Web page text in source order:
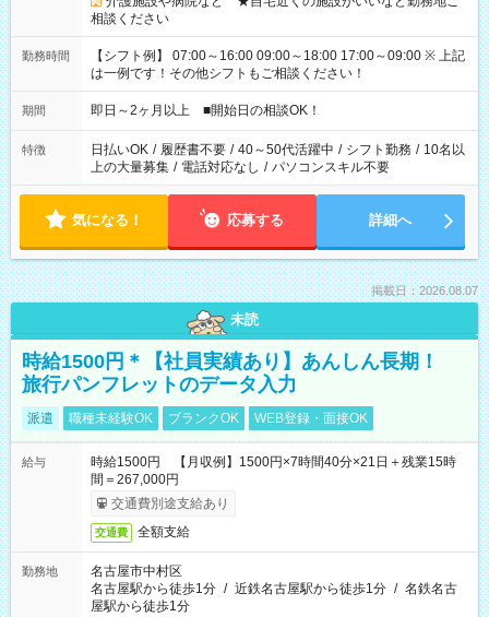
相談ください
勤務時間
【シフト例】 07:00～16:00 09:00～18:00 17:00～09:00 ※ 上記
は一例です！その他シフトもご相談ください！
期間 即日～2ヶ月以上 ■開始日の相談OK！
特徴 日払いOK / 履歴書不要 / 40～50代活躍中 / シフト勤務 / 10名以
上の大量募集 / 電話対応なし / パソコンスキル不要
気になる！ 応募する 詳細へ
掲載日：2026.08.07
未読
時給1500円＊【社員実績あり】あんしん長期！
旅行パンフレットのデータ入力
派遣 職種未経験OK ブランクOK WEB登録・面接OK
給与
時給1500円 【月収例】1500円×7時間40分×21日＋残業15時
間＝267,000円
交通費別途支給あり
交通費 全額支給
勤務地
名古屋市中村区
名古屋駅から徒歩1分 / 近鉄名古屋駅から徒歩1分 / 名鉄名古
屋駅から徒歩1分